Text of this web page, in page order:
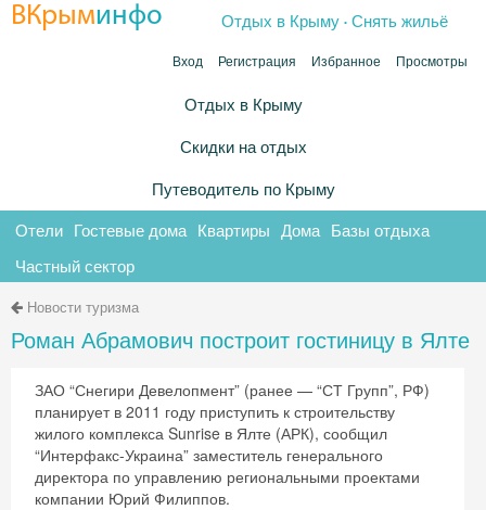
ВКрыминфо Отдых в Крыму .Снять жильё
Вход Регистрация Избранное Просмотры
Отдых в Крыму
Скидки на отдых
Путеводитель по Крыму
Отели Гостевые дома Квартиры Дома Базы отдыха
Частный сектор
Новости туризма
Роман Абрамович построит гостиницу в Ялте
ЗАО “Снегири Девелопмент” (ранее — “СТ Групп”, РФ)
планирует в 2011 году приступить к строительству
жилого комплекса Sunrise в Ялте (АРК), сообщил
“Интерфакс-Украина” заместитель генерального
директора по управлению региональными проектами
компании Юрий Филиппов.